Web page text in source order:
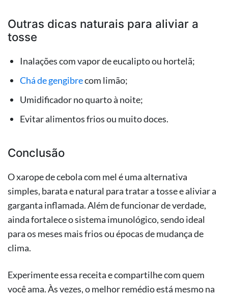
Outras dicas naturais para aliviar a
tosse
Inalações com vapor de eucalipto ou hortelã;
Chá de gengibrecom limão;
Umidificador no quarto à noite;
Evitar alimentos frios ou muito doces.
Conclusão
O xarope de cebola com mel é uma alternativa
simples, barata e natural para tratar a tosse e aliviar a
garganta inflamada. Além de funcionar de verdade,
ainda fortalece o sistema imunológico, sendo ideal
para os meses mais frios ou épocas de mudança de
clima.
Experimente essa receita e compartilhe com quem
você ama. Às vezes, o melhor remédio está mesmo na